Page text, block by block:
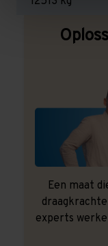
Een maat
experts